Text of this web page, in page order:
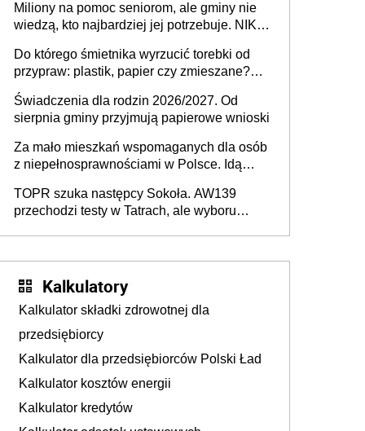
Europie nie ma tak dużych jednostek
stołecznych
Miliony na pomoc seniorom, ale gminy nie
wiedzą, kto najbardziej jej potrzebuje. NIK
Do którego śmietnika wyrzucić torebki od
przypraw: plastik, papier czy zmieszane?
Świadczenia dla rodzin 2026/2027. Od
sierpnia gminy przyjmują papierowe wnioski
Za mało mieszkań wspomaganych dla osób
z niepełnosprawnościami w Polsce. Idą
TOPR szuka następcy Sokoła. AW139
przechodzi testy w Tatrach, ale wyboru
Kalkulatory
Kalkulator składki zdrowotnej dla
przedsiębiorcy
Kalkulator dla przedsiębiorców Polski Ład
Kalkulator kosztów energii
Kalkulator kredytów